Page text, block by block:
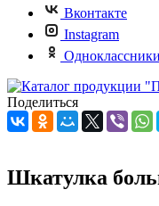
Вконтакте
Instagram
Одноклассники
Поделиться
Шкатулка